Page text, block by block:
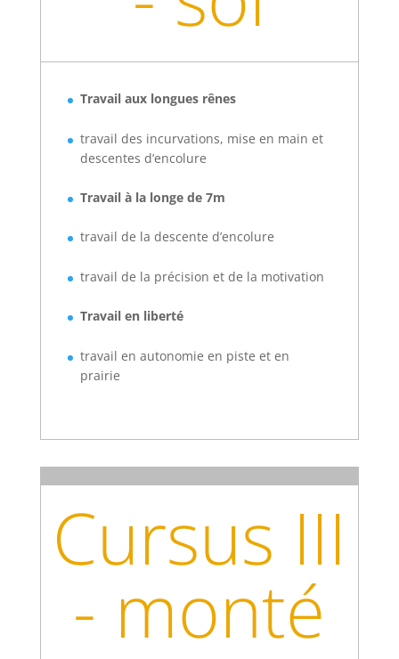
Travail aux longues rênes
travail des incurvations, mise en main et
descentes d’encolure
Travail à la longe de 7m
travail de la descente d’encolure
travail de la précision et de la motivation
Travail en liberté
travail en autonomie en piste et en
prairie
Cursus III
- monté